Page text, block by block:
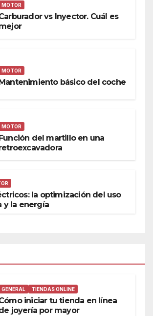
MOTOR
vs Inyector. Cuál es
MOTOR
básico del coche
MOTOR
del martillo en una
la optimización del uso
y la energía
GENERAL TIENDAS ONLINE
iniciar tu tienda en línea
joyería por mayor